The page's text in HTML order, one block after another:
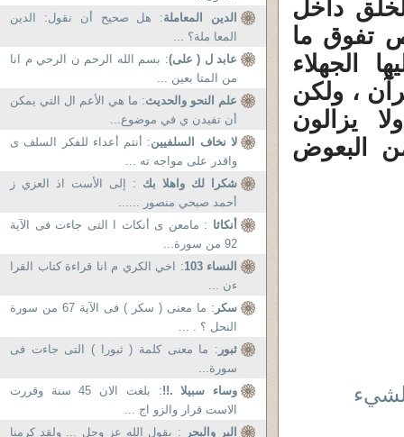
داخل
تفوق ما
الجهلاء
، ولكن
يزالون
البعوض
الدين المعاملة: هل صحيح أن نقول: الدين
المعا ملة؟ ...
عابد ل ( على): بسم الله الرحم ن الرحي م انا
من المتا بعين ...
علم النحو والحديث: ما هي الأعم ال التي يمكن
أن تفيدن ي في موضوع...
لا نخاف السلفيين: أنتم أعداء للفكر السلف ى
واقدر على مواجه ته ...
شكرا لك واهلا بك : إلى الأست اذ العزي ز
أحمد صبحي منصور ......
أنكاثا : مامعن ى أنكاث ا التى جاءت فى الآية
92 من سورة...
النساء 103
: اخي الكري م انا قراءة كتاب القرا
ءن ...
سكر
: ما معنى ( سكر ) فى الآية 67 من سورة
النحل ؟ . ...
ثبور : ما معنى كلمة ( ثبورا ) التى جاءت فى
سورة...
وساء سبيلا .!!
: بلغت الان 45 سنة وقررت
الاست قرار والزو اج ...
البر والبحر : يقول الله عز وجل ... ولقد كرمنا